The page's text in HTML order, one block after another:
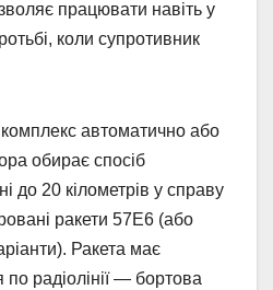
працювати навіть у
коли супротивник
автоматично або
обирає спосіб
до 20 кілометрів у справу
ракети 57Е6 (або
Ракета має
радіолінії — бортова